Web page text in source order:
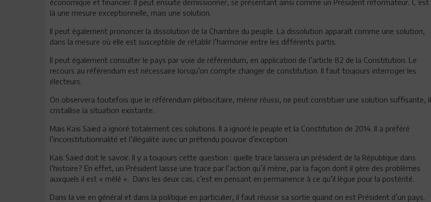
économique et financier. Il peut ensuite démissionner, se présentant ainsi comme un Président réformateur. C’est
là une mesure exceptionnelle, mais une solution.
Il peut également prononcer la dissolution de la Chambre du peuple. La dissolution apparaît comme une solution,
dans la mesure où elle est susceptible de rétablir l’harmonie entre les différents partis.
Il peut également consulter le pays par voie de référendum, en application de l’article 82 de la Constitution. Le
recours au référendum est nécessaire lorsqu’on compte changer de constitution. Il faut toujours interroger les
électeurs.
On observera toutefois que le référendum plébiscitaire, même réussi, ne peut constituer une solution suffisante, il
cristallise la situation existante.
Mais Kaïs Saïed a ignoré totalement ces solutions. Il a ignoré le peuple et la Constitution de 2014. Il a préféré
l’inconstitutionnalité et l’illégalité avec un prétendu pouvoir d’exception.
Kaïs Saïed doit le savoir. Il y a toujours cette question : quelle trace laissera un président de la République dans
l’histoire? En effet, un Président laisse une trace par l’action qu’il mène, par la façon dont il gère des problèmes
auxquels il est « mêlé ». Dans les deux cas, c’est en pensant en permanence à ce qu’il lègue pour la postérité.
Dans la vie en général et dans la politique en particulier, il faut réussir sa sortie quand on est Président d’un pays.